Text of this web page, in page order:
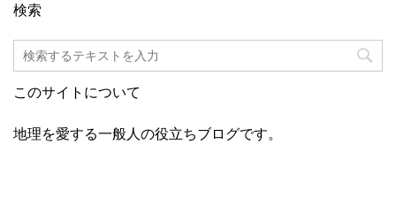
検索
このサイトについて
地理を愛する一般人の役立ちブログです。